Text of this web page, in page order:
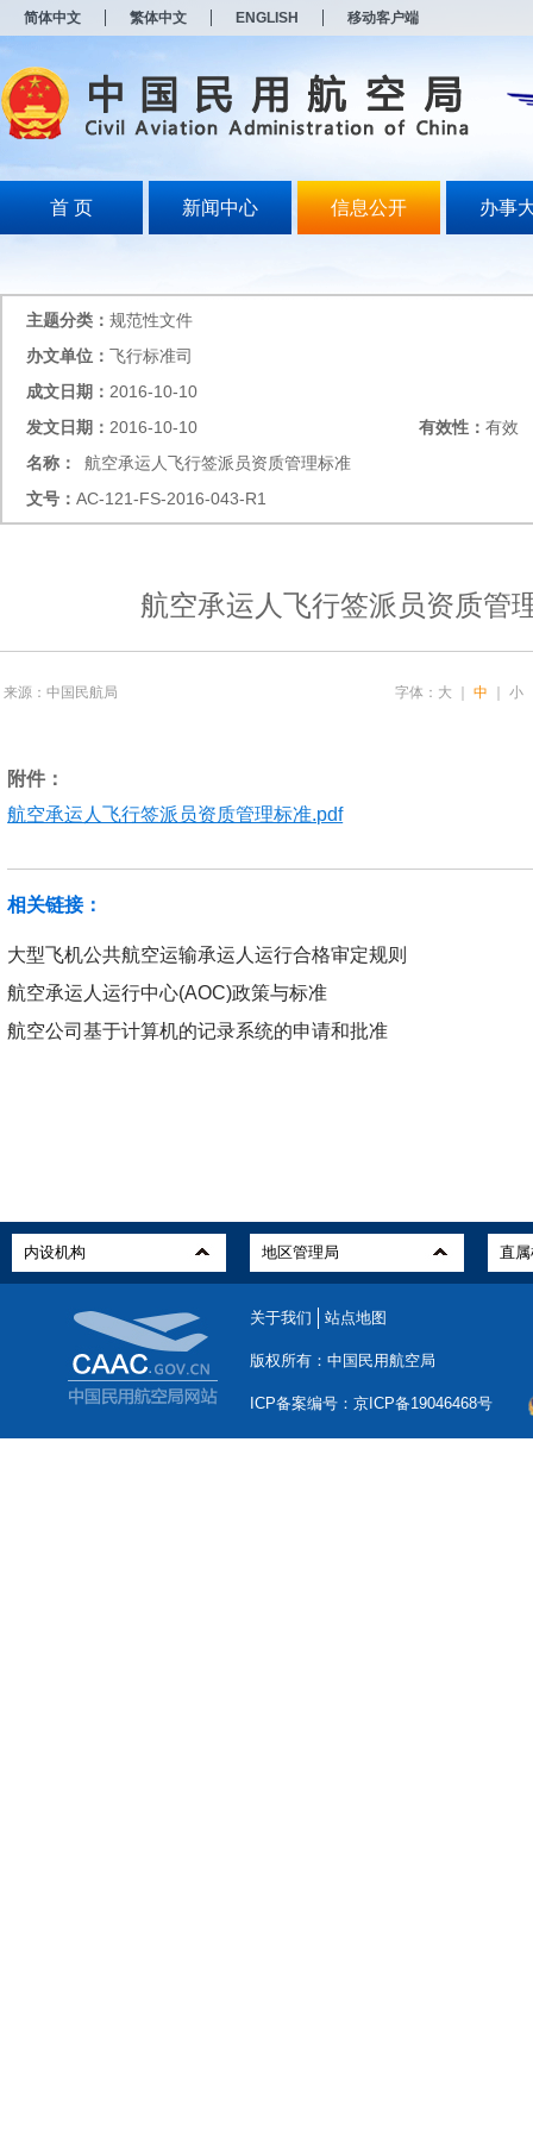
简体中文 繁体中文 ENGLISH 移动客户端
首 页 新闻中心 信息公开 办事
主题分类： 规范性文件
办文单位： 飞行标准司
成文日期： 2016-10-10
发文日期： 2016-10-10 有效性： 有效
名称：
航空承运人飞行签派员资质管理标准
文号： AC-121-FS-2016-043-R1
航空承运人飞行签派员资质管
来源：中国民航局 字体： 大 ｜中 ｜小
附件：
航空承运人飞行签派员资质管理标准.pdf
相关链接：
大型飞机公共航空运输承运人运行合格审定规则
航空承运人运行中心(AOC)政策与标准
航空公司基于计算机的记录系统的申请和批准
关于我们 站点地图
版权所有：中国民用航空局
ICP备案编号：京ICP备19046468号
打
开
无
障
说